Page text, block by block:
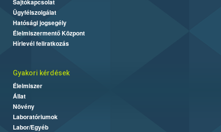
Sajtókapcsolat
Ügyfélszolgálat
Hatósági jogsegély
Élelmiszermentő Központ
Hírlevél feliratkozás
Gyakori kérdések
Élelmiszer
Állat
Növény
Laboratóriumok
Labor/Egyéb